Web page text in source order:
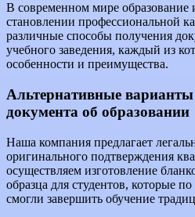
В современном мире образование
становлении профессиональной
различные способы получения
учебного заведения, каждый из
особенности и преимущества.
Альтернативные
документа об образовании
Наша компания предлагает
оригинального подтверждения
осуществляем изготовление
образца для студентов, которые
смогли завершить обучение